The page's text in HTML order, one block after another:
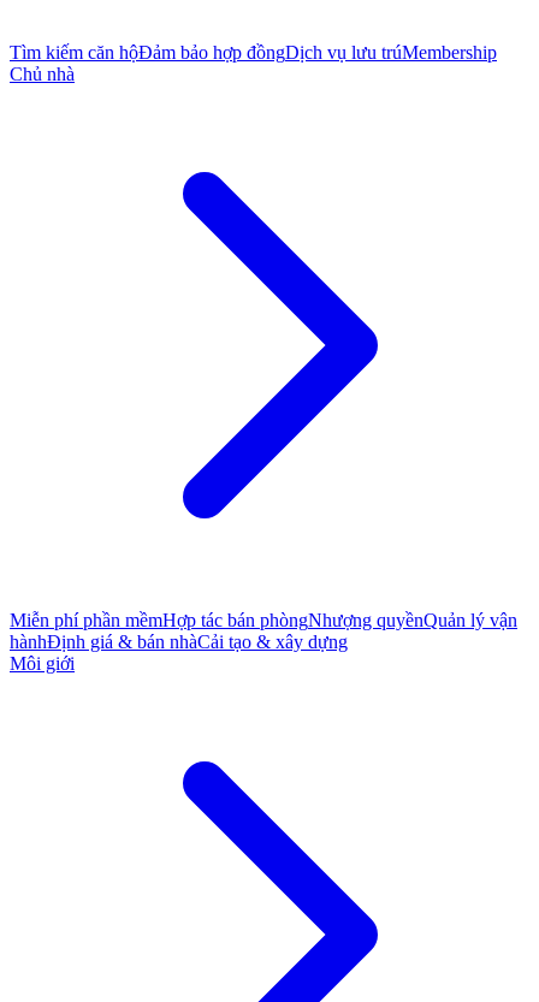
Tìm kiếm căn hộĐảm bảo hợp đồngDịch vụ lưu trúMembership
Chủ nhà
Miễn phí phần mềmHợp tác bán phòngNhượng quyềnQuản lý vận
hànhĐịnh giá & bán nhàCải tạo & xây dựng
Môi giới